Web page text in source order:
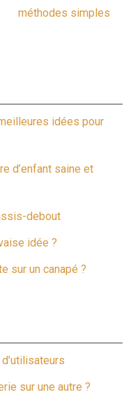
méthodes simples
idées pour
d’enfant saine et
debout
idée ?
sur un canapé ?
sur une autre ?